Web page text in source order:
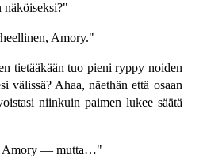
näköiseksi?"
Amory."
tietääkään tuo pieni ryppy noiden
välissä? Ahaa, näethän että osaan
niinkuin paimen lukee säätä
Amory — mutta…"